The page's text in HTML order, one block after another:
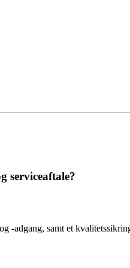
serviceaftale?
-adgang, samt et